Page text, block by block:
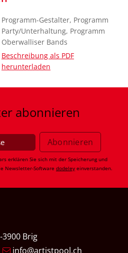
Programm-Gestalter, Programm
Party/Unterhaltung, Programm
Oberwalliser Bands
Beschreibung als PDF
herunterladen
abonnieren
erklären Sie sich mit der Speicherung und
Newsletter-Software dodeley einverstanden.
3900 Brig
info@artistpool.ch